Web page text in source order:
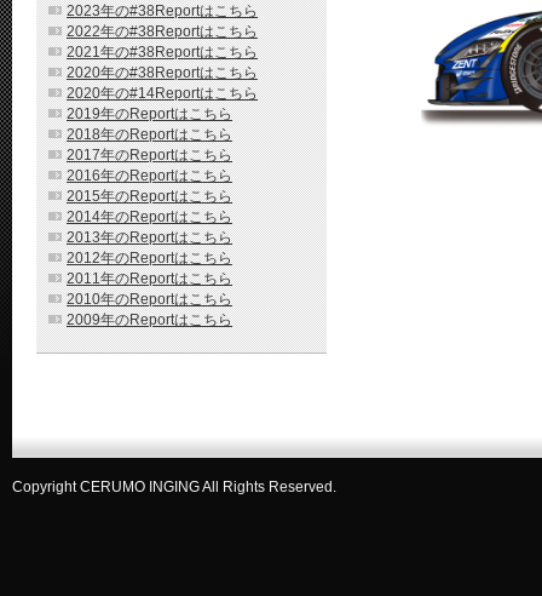
2023年の#38Reportはこちら
2022年の#38Reportはこちら
2021年の#38Reportはこちら
2020年の#38Reportはこちら
2020年の#14Reportはこちら
2019年のReportはこちら
2018年のReportはこちら
2017年のReportはこちら
2016年のReportはこちら
2015年のReportはこちら
2014年のReportはこちら
2013年のReportはこちら
2012年のReportはこちら
2011年のReportはこちら
2010年のReportはこちら
2009年のReportはこちら
Copyright CERUMO INGING All Rights Reserved.